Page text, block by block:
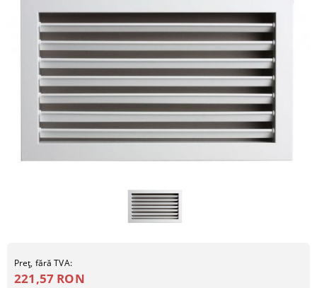
Preţ, fără TVA:
221,57 RON